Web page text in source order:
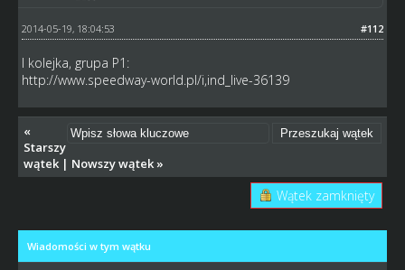
#112
2014-05-19, 18:04:53
I kolejka, grupa P1:
http://www.speedway-world.pl/i,ind_live-36139
«
Starszy
wątek| Nowszy wątek»
Wątek zamknięty
Wiadomości w tym wątku